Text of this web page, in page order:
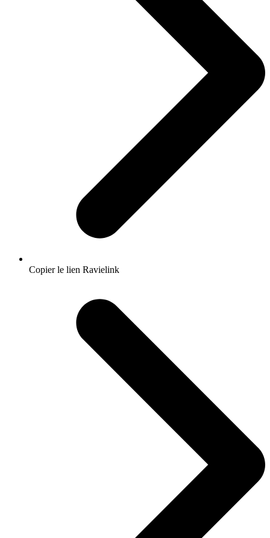
Copier le lien Ravielink